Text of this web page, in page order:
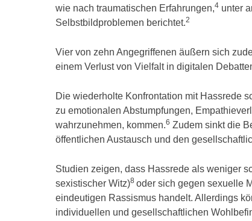
wie nach traumatischen Erfahrungen,4 unter
Selbstbildproblemen berichtet.2
Vier von zehn Angegriffenen äußern sich
einem Verlust von Vielfalt in digitalen
Die wiederholte Konfrontation mit Hassrede
zu emotionalen Abstumpfungen,
wahrzunehmen, kommen.6 Zudem sinkt die
öffentlichen Austausch und den
Studien zeigen, dass Hassrede als weniger
sexistischer Witz)8 oder sich gegen sexuelle
eindeutigen Rassismus handelt. Allerdings
individuellen und gesellschaftlichen